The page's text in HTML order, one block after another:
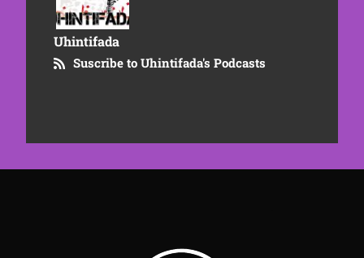
Uhintifada
Suscribe to Uhintifada's Podcasts